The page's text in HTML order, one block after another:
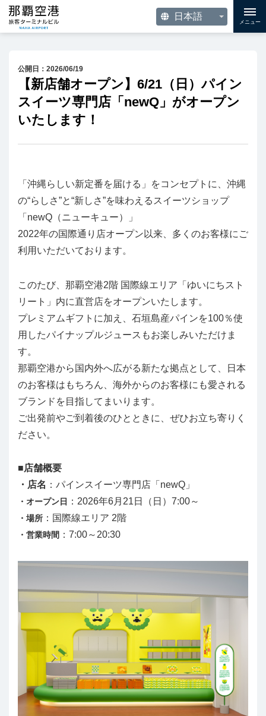
メニュー
公開日：2026/06/19
【新店舗オープン】6/21（日）パイン
スイーツ専門店「newQ」がオープン
いたします！
「沖縄らしい新定番を届ける」をコンセプトに、沖縄
の“らしさ”と“新しさ”を味わえるスイーツショップ
「newQ（ニューキュー）」
2022年の国際通り店オープン以来、多くのお客様にご
利用いただいております。
このたび、那覇空港2階 国際線エリア「ゆいにちスト
リート」内に直営店をオープンいたします。
プレミアムギフトに加え、 石垣島産パインを100％使
用したパイナップルジュースもお楽しみいただけま
す。
那覇空港から国内外へ広がる新たな拠点として、日本
のお客様はもちろん、海外からのお客様にも愛される
ブランドを目指してまいります。
ご出発前やご到着後のひとときに、ぜひお立ち寄りく
ださい。
■店舗概要
・店名 ：パインスイーツ専門店「newQ」
・オープン日 ：2026年6月21日（日）7:00～
・場所 ：国際線エリア 2階
・営業時間 ：7:00～20:30